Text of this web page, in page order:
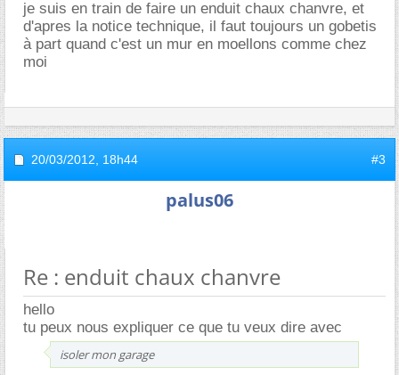
je suis en train de faire un enduit chaux chanvre, et
d'apres la notice technique, il faut toujours un gobetis
à part quand c'est un mur en moellons comme chez
moi
20/03/2012, 18h44 #3
palus06
Re : enduit chaux chanvre
hello
tu peux nous expliquer ce que tu veux dire avec
isoler mon garage